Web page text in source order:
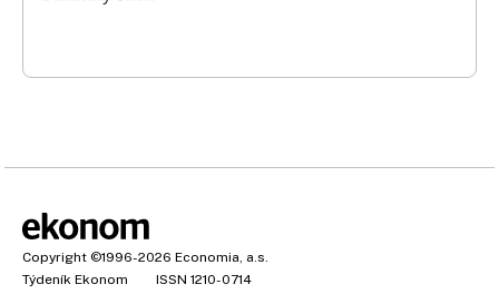
Copyright ©1996-2026 Economia, a.s.
Týdeník Ekonom
ISSN 1210-0714